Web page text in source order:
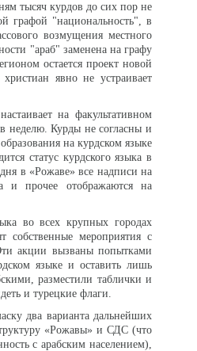
тысяч курдов до сих пор не
графой "национальность", в
возмущения местного
"араб" заменена на графу
остается проект новой
явно не устраивает
на факультативном
неделю. Курды не согласны и
на курдском языке
статус курдского языка в
в «Рожаве» все надписи на
и прочее отображаются на
во всех крупных городах
собственные мероприятия с
акции вызваны попытками
языке и оставить лишь
разместили таблички и
и турецкие флаги.
два варианта дальнейших
«Рожавы» и СДС (что
с арабским населением),